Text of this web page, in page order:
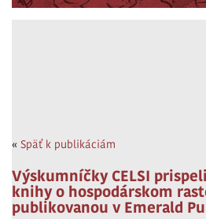
« Späť k publikáciám
Výskumníčky CELSI
knihy o hospodárskom
publikovanou v Emerald